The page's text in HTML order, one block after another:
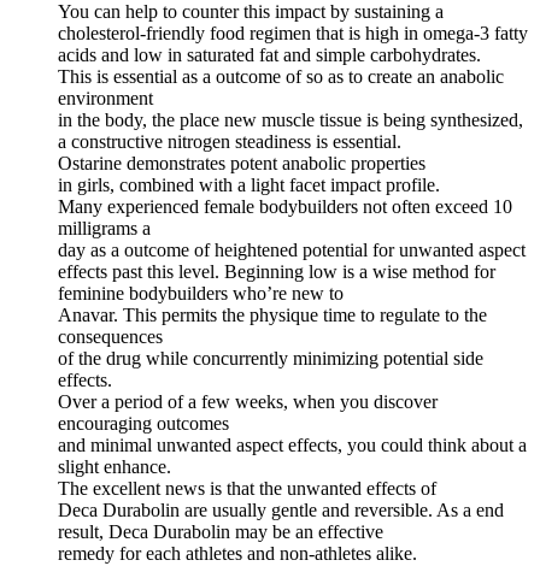
You can help to counter this impact by sustaining a
cholesterol-friendly food regimen that is high in omega-3 fatty
acids and low in saturated fat and simple carbohydrates.
This is essential as a outcome of so as to create an anabolic
environment
in the body, the place new muscle tissue is being synthesized,
a constructive nitrogen steadiness is essential.
Ostarine demonstrates potent anabolic properties
in girls, combined with a light facet impact profile.
Many experienced female bodybuilders not often exceed 10
milligrams a
day as a outcome of heightened potential for unwanted aspect
effects past this level. Beginning low is a wise method for
feminine bodybuilders who’re new to
Anavar. This permits the physique time to regulate to the
consequences
of the drug while concurrently minimizing potential side
effects.
Over a period of a few weeks, when you discover
encouraging outcomes
and minimal unwanted aspect effects, you could think about a
slight enhance.
The excellent news is that the unwanted effects of
Deca Durabolin are usually gentle and reversible. As a end
result, Deca Durabolin may be an effective
remedy for each athletes and non-athletes alike.